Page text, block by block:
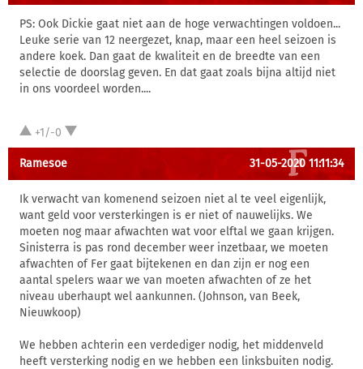
PS: Ook Dickie gaat niet aan de hoge verwachtingen voldoen...
Leuke serie van 12 neergezet, knap, maar een heel seizoen is
andere koek. Dan gaat de kwaliteit en de breedte van een
selectie de doorslag geven. En dat gaat zoals bijna altijd niet
in ons voordeel worden....
+1/-0
Ramesoe 31-05-2020 11:11:34
Ik verwacht van komenend seizoen niet al te veel eigenlijk,
want geld voor versterkingen is er niet of nauwelijks. We
moeten nog maar afwachten wat voor elftal we gaan krijgen.
Sinisterra is pas rond december weer inzetbaar, we moeten
afwachten of Fer gaat bijtekenen en dan zijn er nog een
aantal spelers waar we van moeten afwachten of ze het
niveau uberhaupt wel aankunnen. (Johnson, van Beek,
Nieuwkoop)
We hebben achterin een verdediger nodig, het middenveld
heeft versterking nodig en we hebben een linksbuiten nodig.